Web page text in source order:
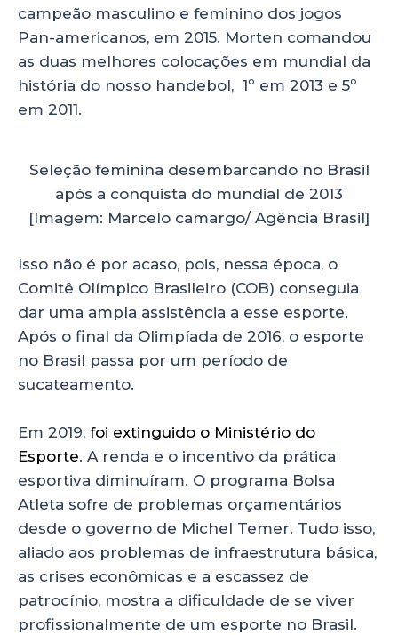
campeão masculino e feminino dos jogos
Pan-americanos, em 2015. Morten comandou
as duas melhores colocações em mundial da
história do nosso handebol, 1º em 2013 e 5º
em 2011.
Seleção feminina desembarcando no Brasil
após a conquista do mundial de 2013
[Imagem: Marcelo camargo/ Agência Brasil]
Isso não é por acaso, pois, nessa época, o
Comitê Olímpico Brasileiro (COB) conseguia
dar uma ampla assistência a esse esporte.
Após o final da Olimpíada de 2016, o esporte
no Brasil passa por um período de
sucateamento.
Em 2019, foi extinguido o Ministério do
Esporte. A renda e o incentivo da prática
esportiva diminuíram. O programa Bolsa
Atleta sofre de problemas orçamentários
desde o governo de Michel Temer. Tudo isso,
aliado aos problemas de infraestrutura básica,
as crises econômicas e a escassez de
patrocínio, mostra a dificuldade de se viver
profissionalmente de um esporte no Brasil.